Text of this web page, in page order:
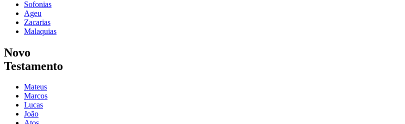
Sofonias
Ageu
Zacarias
Malaquias
Novo
Testamento
Mateus
Marcos
Lucas
João